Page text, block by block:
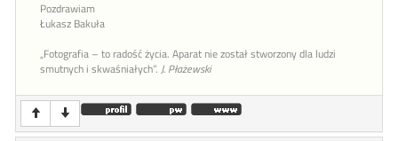
Pozdrawiam
Łukasz Bakuła
„Fotografia – to radość życia. Aparat nie został stworzony dla ludzi
smutnych i skwaśniałych”. J. Płażewski